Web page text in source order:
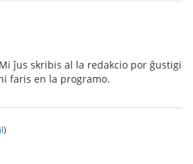
ĵus skribis al la redakcio por ĝustigi
faris en la programo.
)